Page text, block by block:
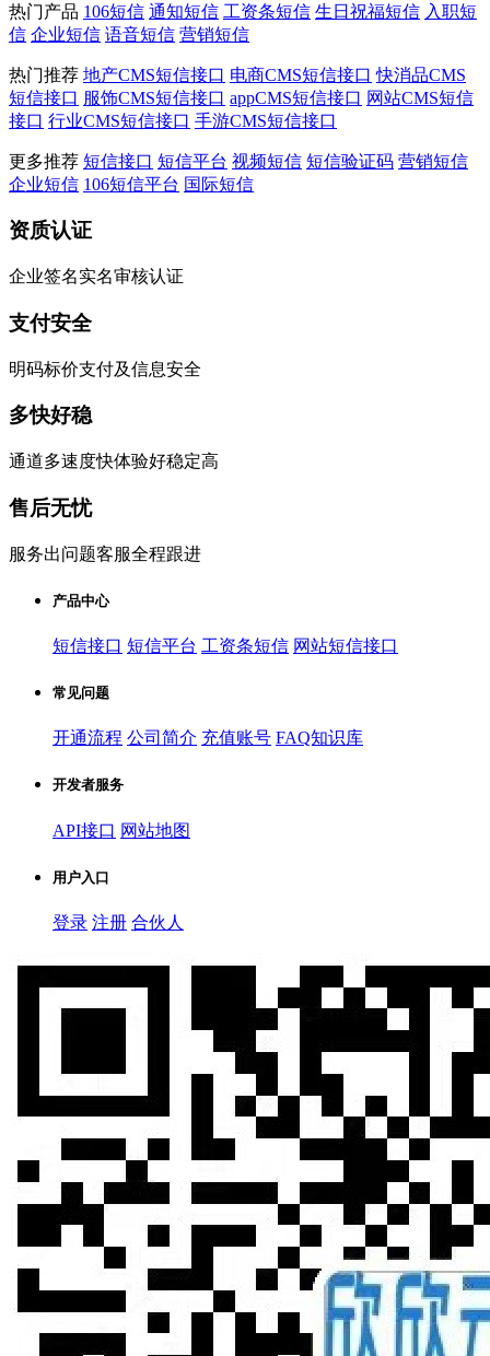
热门产品 106短信 通知短信 工资条短信 生日祝福短信 入职短
信 企业短信 语音短信 营销短信
热门推荐 地产CMS短信接口 电商CMS短信接口 快消品CMS
短信接口 服饰CMS短信接口 appCMS短信接口 网站CMS短信
接口 行业CMS短信接口 手游CMS短信接口
更多推荐 短信接口 短信平台 视频短信 短信验证码 营销短信
企业短信 106短信平台 国际短信
资质认证
企业签名实名审核认证
支付安全
明码标价支付及信息安全
多快好稳
通道多速度快体验好稳定高
售后无忧
服务出问题客服全程跟进
产品中心
短信接口 短信平台 工资条短信 网站短信接口
常见问题
开通流程 公司简介 充值账号 FAQ知识库
开发者服务
API接口 网站地图
用户入口
登录 注册 合伙人